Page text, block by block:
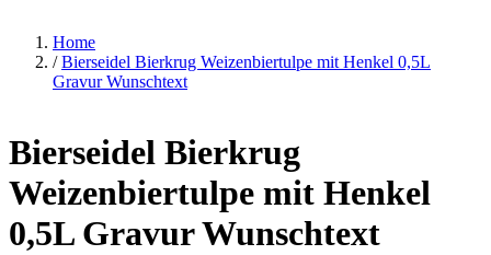
Home
/ Bierseidel Bierkrug Weizenbiertulpe mit Henkel 0,5L
Gravur Wunschtext
Bierseidel Bierkrug
Weizenbiertulpe mit Henkel
0,5L Gravur Wunschtext